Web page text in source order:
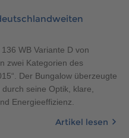
WB Variante D von
zwei Kategorien des
Der Bungalow überzeugte
seine Optik, klare,
Energieeffizienz.
Artikel lesen